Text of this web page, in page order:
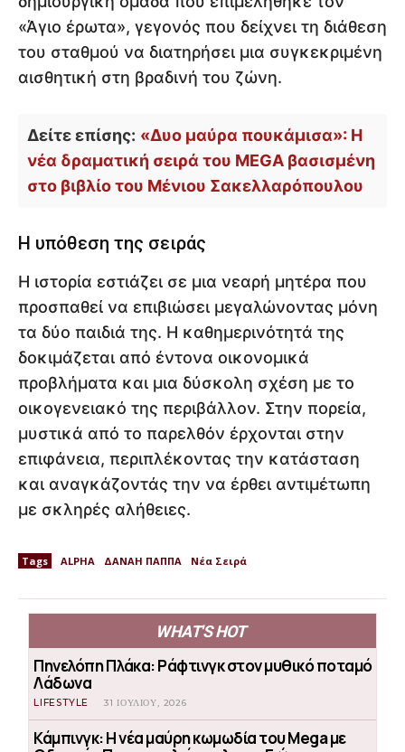
«Άγιο έρωτα», γεγονός που δείχνει τη διάθεση
του σταθμού να διατηρήσει μια συγκεκριμένη
αισθητική στη βραδινή του ζώνη.
Δείτε επίσης: «Δυο μαύρα πουκάμισα»: Η
νέα δραματική σειρά του MEGA βασισμένη
στο βιβλίο του Μένιου Σακελλαρόπουλου
Η υπόθεση της σειράς
Η ιστορία εστιάζει σε μια νεαρή μητέρα που
προσπαθεί να επιβιώσει μεγαλώνοντας μόνη
τα δύο παιδιά της. Η καθημερινότητά της
δοκιμάζεται από έντονα οικονομικά
προβλήματα και μια δύσκολη σχέση με το
οικογενειακό της περιβάλλον. Στην πορεία,
μυστικά από το παρελθόν έρχονται στην
επιφάνεια, περιπλέκοντας την κατάσταση
και αναγκάζοντάς την να έρθει αντιμέτωπη
με σκληρές αλήθειες.
Tags ALPHA ΔΑΝΑΗ ΠΑΠΠΑ Νέα Σειρά
WHAT'S HOT
Πηνελόπη Πλάκα: Ράφτινγκ στον μυθικό ποταμό
Λάδωνα
LIFESTYLE 31 ΙΟΥΛΊΟΥ, 2026
Κάμπινγκ: Η νέα μαύρη κωμωδία του Mega με